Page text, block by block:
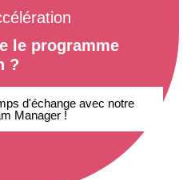
le programme
?
d'échange avec notre
Manager !